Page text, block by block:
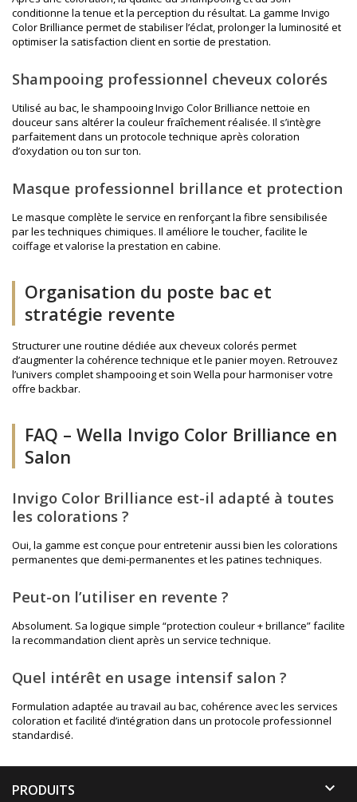
conditionne la tenue et la perception du résultat. La gamme Invigo
Color Brilliance permet de stabiliser l’éclat, prolonger la luminosité et
optimiser la satisfaction client en sortie de prestation.
Shampooing professionnel cheveux colorés
Utilisé au bac, le shampooing Invigo Color Brilliance nettoie en
douceur sans altérer la couleur fraîchement réalisée. Il s’intègre
parfaitement dans un protocole technique après coloration
d’oxydation ou ton sur ton.
Masque professionnel brillance et protection
Le masque complète le service en renforçant la fibre sensibilisée
par les techniques chimiques. Il améliore le toucher, facilite le
coiffage et valorise la prestation en cabine.
Organisation du poste bac et
stratégie revente
Structurer une routine dédiée aux cheveux colorés permet
d’augmenter la cohérence technique et le panier moyen. Retrouvez
l’univers complet shampooing et soin Wella pour harmoniser votre
offre backbar.
FAQ – Wella Invigo Color Brilliance en
Salon
Invigo Color Brilliance est-il adapté à toutes
les colorations ?
Oui, la gamme est conçue pour entretenir aussi bien les colorations
permanentes que demi-permanentes et les patines techniques.
Peut-on l’utiliser en revente ?
Absolument. Sa logique simple “protection couleur + brillance” facilite
la recommandation client après un service technique.
Quel intérêt en usage intensif salon ?
Formulation adaptée au travail au bac, cohérence avec les services
coloration et facilité d’intégration dans un protocole professionnel
standardisé.
PRODUITS 